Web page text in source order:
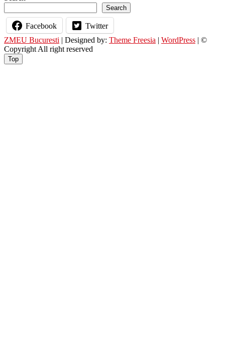
Search
Facebook
Twitter
ZMEU Bucuresti | Designed by: Theme Freesia | WordPress | ©
Copyright All right reserved
Top